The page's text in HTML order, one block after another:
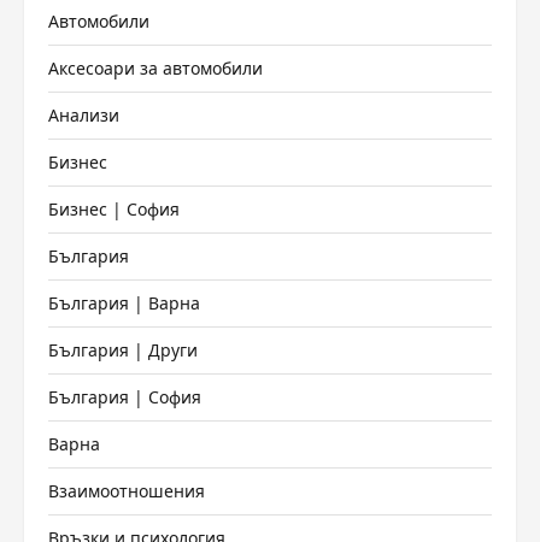
Автомобили
Аксесоари за автомобили
Анализи
Бизнес
Бизнес | София
България
България | Варна
България | Други
България | София
Варна
Взаимоотношения